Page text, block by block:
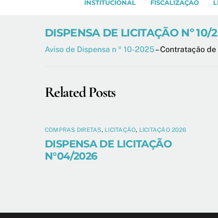
INSTITUCIONAL FISCALIZAÇÃO
DISPENSA DE LICITAÇÃO Nº 10/
Aviso de Dispensa n º 10-2025– Contratação
Related Posts
COMPRAS DIRETAS, LICITAÇÃO, LICITAÇÃO 2026
DISPENSA DE LICITAÇÃO
N°04/2026